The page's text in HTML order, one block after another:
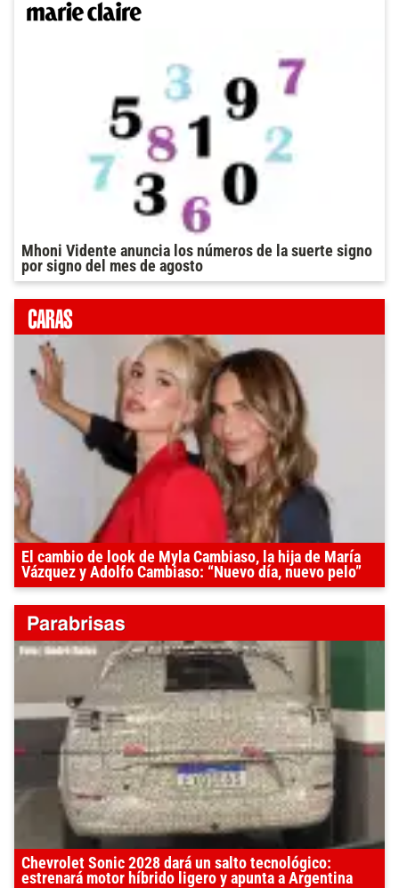
Mhoni Vidente anuncia los números de la suerte signo
por signo del mes de agosto
El cambio de look de Myla Cambiaso, la hija de María
Vázquez y Adolfo Cambiaso: “Nuevo día, nuevo pelo”
Chevrolet Sonic 2028 dará un salto tecnológico:
estrenará motor híbrido ligero y apunta a Argentina